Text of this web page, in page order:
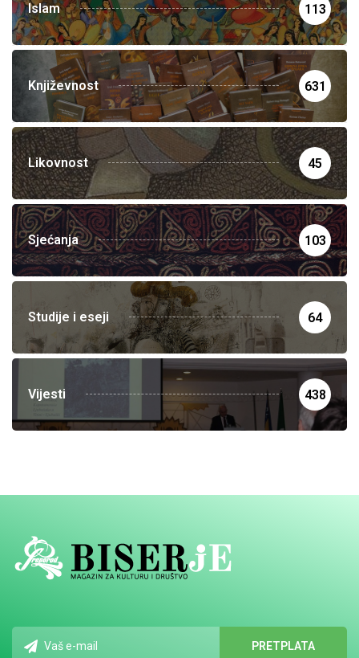
Islam 113
Književnost 631
Likovnost 45
Sjećanja 103
Studije i eseji 64
Vijesti 438